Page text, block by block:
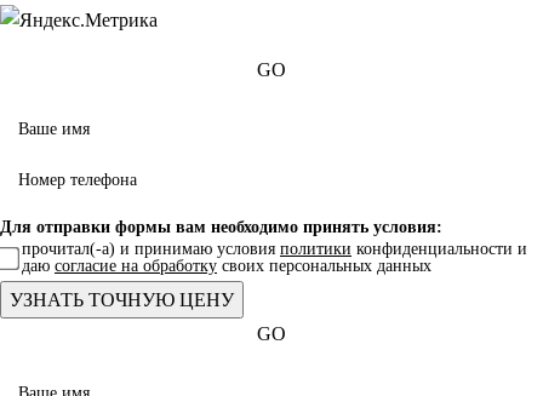
GO
Для отправки формы вам необходимо принять условия:
прочитал(-а) и принимаю условия политики конфиденциальности и
даю согласие на обработку своих персональных данных
GO